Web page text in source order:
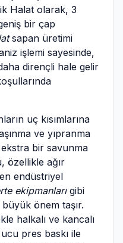
Halat olarak, 3
bir çap
sapan üretimi
işlemi sayesinde,
dirençli hale gelir
uç kısımlarına
ve yıpranma
bir savunma
özellikle ağır
endüstriyel
ekipmanlarıgibi
önem taşır.
halkalı ve kancalı
pres baskı ile